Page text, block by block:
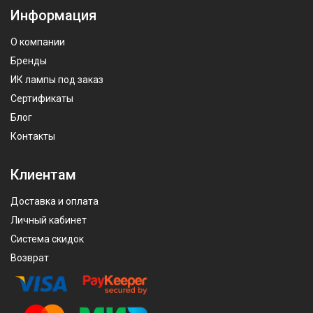
Информация
О компании
Бренды
ИК лампы под заказ
Сертификаты
Блог
Контакты
Клиентам
Доставка и оплата
Личный кабинет
Система скидок
Возврат